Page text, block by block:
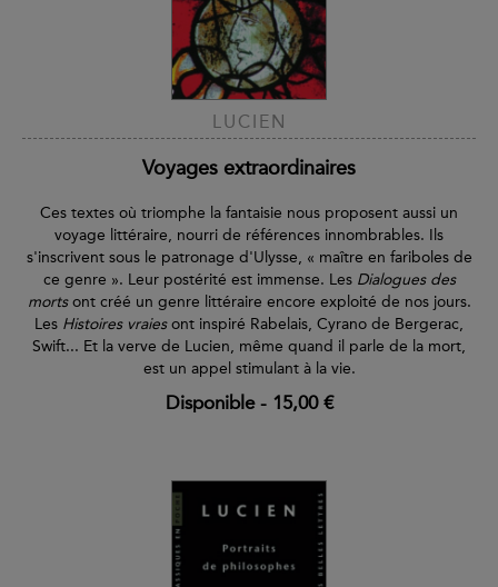
LUCIEN
Voyages extraordinaires
Ces textes où triomphe la fantaisie nous proposent aussi un
voyage littéraire, nourri de références innombrables. Ils
s'inscrivent sous le patronage d'Ulysse, « maître en fariboles de
ce genre ». Leur postérité est immense. Les Dialogues des
mortsont créé un genre littéraire encore exploité de nos jours.
Les Histoires vraiesont inspiré Rabelais, Cyrano de Bergerac,
Swift... Et la verve de Lucien, même quand il parle de la mort,
est un appel stimulant à la vie.
Disponible- 15,00 €